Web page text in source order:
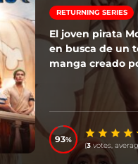
RETURNING SERIES
El joven pirata
en busca de un
manga creado
93
(3votes,